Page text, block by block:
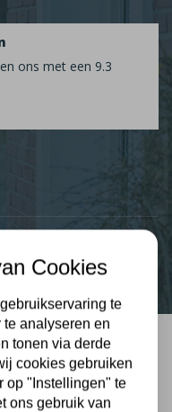
ons met een 9.3
Cookies
te
analyseren en
tonen via derde
cookies gebruiken
op "Instellingen" te
ons gebruik van